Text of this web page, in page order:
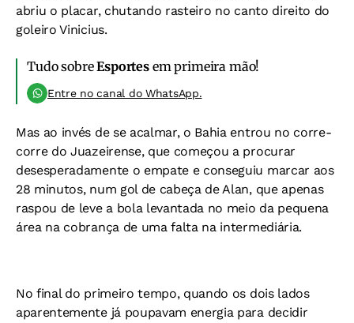
abriu o placar, chutando rasteiro no canto direito do
goleiro Vinicius.
Tudo sobreEsportesem primeira mão!
Entre no canal do WhatsApp.
Mas ao invés de se acalmar, o Bahia entrou no corre-
corre do Juazeirense, que começou a procurar
desesperadamente o empate e conseguiu marcar aos
28 minutos, num gol de cabeça de Alan, que apenas
raspou de leve a bola levantada no meio da pequena
área na cobrança de uma falta na intermediária.
No final do primeiro tempo, quando os dois lados
aparentemente já poupavam energia para decidir